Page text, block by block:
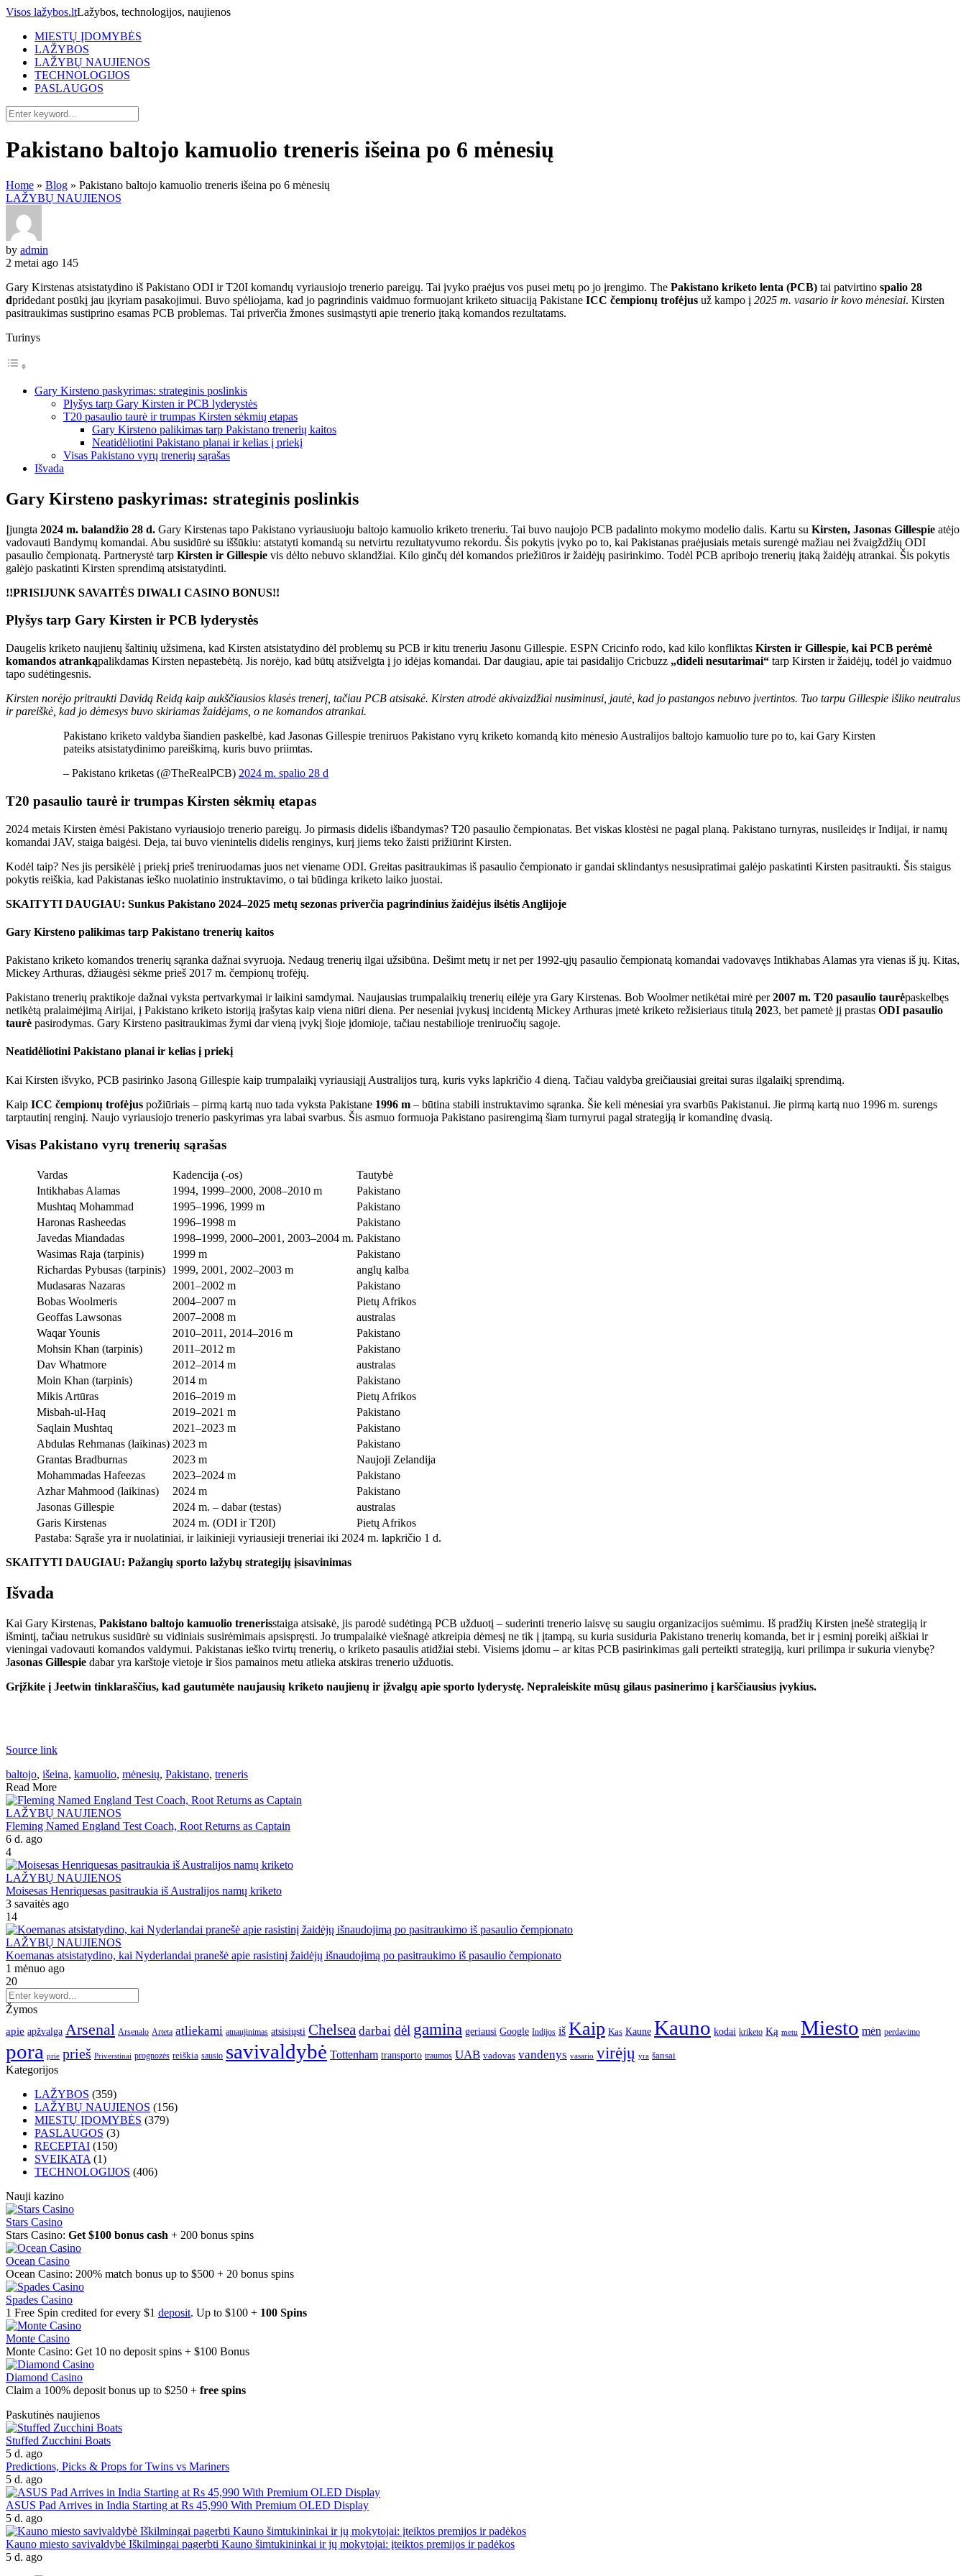
Visos lažybos.ltLažybos, technologijos, naujienos
MIESTŲ ĮDOMYBĖS
LAŽYBOS
LAŽYBŲ NAUJIENOS
TECHNOLOGIJOS
PASLAUGOS
Pakistano baltojo kamuolio treneris išeina po 6 mėnesių
Home » Blog » Pakistano baltojo kamuolio treneris išeina po 6 mėnesių
LAŽYBŲ NAUJIENOS
by admin
2 metai ago 145
Gary Kirstenas atsistatydino iš Pakistano ODI ir T20I komandų vyriausiojo trenerio pareigų. Tai įvyko praėjus vos pusei metų po jo įrengimo. The Pakistano kriketo lenta (PCB) tai patvirtino spalio 28
dpridedant posūkį jau įkyriam pasakojimui. Buvo spėliojama, kad jo pagrindinis vaidmuo formuojant kriketo situaciją Pakistane ICC čempionų trofėjus už kampo į 2025 m. vasario ir kovo mėnesiai. Kirsten
pasitraukimas sustiprino esamas PCB problemas. Tai priverčia žmones susimąstyti apie trenerio įtaką komandos rezultatams.
Turinys
Gary Kirsteno paskyrimas: strateginis poslinkis
Plyšys tarp Gary Kirsten ir PCB lyderystės
T20 pasaulio taurė ir trumpas Kirsten sėkmių etapas
Gary Kirsteno palikimas tarp Pakistano trenerių kaitos
Neatidėliotini Pakistano planai ir kelias į priekį
Visas Pakistano vyrų trenerių sąrašas
Išvada
Gary Kirsteno paskyrimas: strateginis poslinkis
Įjungta 2024 m. balandžio 28 d. Gary Kirstenas tapo Pakistano vyriausiuoju baltojo kamuolio kriketo treneriu. Tai buvo naujojo PCB padalinto mokymo modelio dalis. Kartu su Kirsten, Jasonas Gillespie atėjo
vadovauti Bandymų komandai. Abu susidūrė su iššūkiu: atstatyti komandą su netvirtu rezultatyvumo rekordu. Šis pokytis įvyko po to, kai Pakistanas praėjusiais metais surengė mažiau nei žvaigždžių ODI
pasaulio čempionatą. Partnerystė tarp Kirsten ir Gillespie vis dėlto nebuvo sklandžiai. Kilo ginčų dėl komandos priežiūros ir žaidėjų pasirinkimo. Todėl PCB apribojo trenerių įtaką žaidėjų atrankai. Šis pokytis
galėjo paskatinti Kirsten sprendimą atsistatydinti.
!!PRISIJUNK SAVAITĖS DIWALI CASINO BONUS!!
Plyšys tarp Gary Kirsten ir PCB lyderystės
Daugelis kriketo naujienų šaltinių užsimena, kad Kirsten atsistatydino dėl problemų su PCB ir kitu treneriu Jasonu Gillespie. ESPN Cricinfo rodo, kad kilo konfliktas Kirsten ir Gillespie, kai PCB perėmė
komandos atrankąpalikdamas Kirsten nepastebėtą. Jis norėjo, kad būtų atsižvelgta į jo idėjas komandai. Dar daugiau, apie tai pasidalijo Cricbuzz „dideli nesutarimai“ tarp Kirsten ir žaidėjų, todėl jo vaidmuo
tapo sudėtingesnis.
Kirsten norėjo pritraukti Davidą Reidą kaip aukščiausios klasės trenerį, tačiau PCB atsisakė. Kirsten atrodė akivaizdžiai nusiminusi, jautė, kad jo pastangos nebuvo įvertintos. Tuo tarpu Gillespie išliko neutralus
ir pareiškė, kad jo dėmesys buvo skiriamas žaidėjams, o ne komandos atrankai.
Pakistano kriketo valdyba šiandien paskelbė, kad Jasonas Gillespie treniruos Pakistano vyrų kriketo komandą kito mėnesio Australijos baltojo kamuolio ture po to, kai Gary Kirsten
pateiks atsistatydinimo pareiškimą, kuris buvo priimtas.
– Pakistano kriketas (@TheRealPCB) 2024 m. spalio 28 d
T20 pasaulio taurė ir trumpas Kirsten sėkmių etapas
2024 metais Kirsten ėmėsi Pakistano vyriausiojo trenerio pareigų. Jo pirmasis didelis išbandymas? T20 pasaulio čempionatas. Bet viskas klostėsi ne pagal planą. Pakistano turnyras, nusileidęs ir Indijai, ir namų
komandai JAV, staiga baigėsi. Deja, tai buvo vienintelis didelis renginys, kurį jiems teko žaisti prižiūrint Kirsten.
Kodėl taip? Nes jis persikėlė į priekį prieš treniruodamas juos net viename ODI. Greitas pasitraukimas iš pasaulio čempionato ir gandai sklindantys nesusipratimai galėjo paskatinti Kirsten pasitraukti. Šis staigus
pokytis reiškia, kad Pakistanas ieško nuolatinio instruktavimo, o tai būdinga kriketo laiko juostai.
SKAITYTI DAUGIAU: Sunkus Pakistano 2024–2025 metų sezonas priverčia pagrindinius žaidėjus ilsėtis Anglijoje
Gary Kirsteno palikimas tarp Pakistano trenerių kaitos
Pakistano kriketo komandos trenerių sąranka dažnai svyruoja. Nedaug trenerių ilgai užsibūna. Dešimt metų ir net per 1992-ųjų pasaulio čempionatą komandai vadovavęs Intikhabas Alamas yra vienas iš jų. Kitas,
Mickey Arthuras, džiaugėsi sėkme prieš 2017 m. čempionų trofėjų.
Pakistano trenerių praktikoje dažnai vyksta pertvarkymai ir laikini samdymai. Naujausias trumpalaikių trenerių eilėje yra Gary Kirstenas. Bob Woolmer netikėtai mirė per2007 m. T20 pasaulio taurėpaskelbęs
netikėtą pralaimėjimą Airijai, į Pakistano kriketo istoriją įrašytas kaip viena niūri diena. Per neseniai įvykusį incidentą Mickey Arthuras įmetė kriketo režisieriaus titulą 2023, bet pametė jį prastas ODI pasaulio
taurė pasirodymas. Gary Kirsteno pasitraukimas žymi dar vieną įvykį šioje įdomioje, tačiau nestabilioje treniruočių sagoje.
Neatidėliotini Pakistano planai ir kelias į priekį
Kai Kirsten išvyko, PCB pasirinko Jasoną Gillespie kaip trumpalaikį vyriausiąjį Australijos turą, kuris vyks lapkričio 4 dieną. Tačiau valdyba greičiausiai greitai suras ilgalaikį sprendimą.
Kaip ICC čempionų trofėjus požiūriais – pirmą kartą nuo tada vyksta Pakistane 1996 m – būtina stabili instruktavimo sąranka. Šie keli mėnesiai yra svarbūs Pakistanui. Jie pirmą kartą nuo 1996 m. surengs
tarptautinį renginį. Naujo vyriausiojo trenerio paskyrimas yra labai svarbus. Šis asmuo formuoja Pakistano pasirengimą šiam turnyrui pagal strategiją ir komandinę dvasią.
Visas Pakistano vyrų trenerių sąrašas
Vardas Kadencija (-os)
Tautybė
Intikhabas Alamas
1994, 1999–2000, 2008–2010 m
Pakistano
Mushtaq Mohammad
1995–1996, 1999 m
Pakistano
Haronas Rasheedas
1996–1998 m
Pakistano
Javedas Miandadas
1998–1999, 2000–2001, 2003–2004 m. Pakistano
Wasimas Raja (tarpinis)
1999 m
Pakistano
Richardas Pybusas (tarpinis)
1999, 2001, 2002–2003 m
anglų kalba
Mudasaras Nazaras
2001–2002 m
Pakistano
Bobas Woolmeris
2004–2007 m
Pietų Afrikos
Geoffas Lawsonas
2007–2008 m
australas
Waqar Younis
2010–2011, 2014–2016 m
Pakistano
Mohsin Khan (tarpinis)
2011–2012 m
Pakistano
Dav Whatmore
2012–2014 m
australas
Moin Khan (tarpinis)
2014 m
Pakistano
Mikis Artūras
2016–2019 m
Pietų Afrikos
Misbah-ul-Haq
2019–2021 m
Pakistano
Saqlain Mushtaq
2021–2023 m
Pakistano
Abdulas Rehmanas (laikinas) 2023 m
Pakistano
Grantas Bradburnas
2023 m
Naujoji Zelandija
Mohammadas Hafeezas
2023–2024 m
Pakistano
Azhar Mahmood (laikinas)
2024 m
Pakistano
Jasonas Gillespie
2024 m. – dabar (testas)
australas
Garis Kirstenas
2024 m. (ODI ir T20I)
Pietų Afrikos
Pastaba: Sąraše yra ir nuolatiniai, ir laikinieji vyriausieji treneriai iki 2024 m. lapkričio 1 d.
SKAITYTI DAUGIAU: Pažangių sporto lažybų strategijų įsisavinimas
Išvada
Kai Gary Kirstenas, Pakistano baltojo kamuolio trenerisstaiga atsisakė, jis parodė sudėtingą PCB užduotį – suderinti trenerio laisvę su saugiu organizacijos suėmimu. Iš pradžių Kirsten įnešė strategiją ir
išmintį, tačiau netrukus susidūrė su vidiniais susirėmimais apsispręsti. Jo trumpalaikė viešnagė atkreipia dėmesį ne tik į įtampą, su kuria susiduria Pakistano trenerių komanda, bet ir į esminį poreikį aiškiai ir
vieningai vadovauti komandos valdymui. Pakistanas ieško tvirtų trenerių, o kriketo pasaulis atidžiai stebi. Visiems įdomu – ar kitas PCB pasirinkimas gali perteikti strategiją, kuri prilimpa ir sukuria vienybę?
Jasonas Gillespie dabar yra karštoje vietoje ir šios pamainos metu atlieka atskiras trenerio užduotis.
Grįžkite į Jeetwin tinklaraščius, kad gautumėte naujausių kriketo naujienų ir įžvalgų apie sporto lyderystę. Nepraleiskite mūsų gilaus pasinerimo į karščiausius įvykius.
Source link
baltojo, išeina, kamuolio, mėnesių, Pakistano, treneris
Read More
LAŽYBŲ NAUJIENOS
Fleming Named England Test Coach, Root Returns as Captain
6 d. ago
4
LAŽYBŲ NAUJIENOS
Moisesas Henriquesas pasitraukia iš Australijos namų kriketo
3 savaitės ago
14
LAŽYBŲ NAUJIENOS
Koemanas atsistatydino, kai Nyderlandai pranešė apie rasistinį žaidėjų išnaudojimą po pasitraukimo iš pasaulio čempionato
1 mėnuo ago
20
Žymos
apie apžvalga Arsenal Arsenalo Arteta atliekami atnaujinimas atsisiųsti Chelsea darbai dėl gamina geriausi Google Indijos iš Kaip Kas Kaune Kauno kodai kriketo Ką metu Miesto mėn perdavimo
pora prie prieš Priverstinai prognozės reiškia sausio savivaldybė Tottenham transporto traumos UAB vadovas vandenys vasario virėjų yra šansai
Kategorijos
LAŽYBOS (359)
LAŽYBŲ NAUJIENOS (156)
MIESTŲ ĮDOMYBĖS (379)
PASLAUGOS (3)
RECEPTAI (150)
SVEIKATA (1)
TECHNOLOGIJOS (406)
Nauji kazino
Stars Casino
Stars Casino: Get $100 bonus cash + 200 bonus spins
Ocean Casino
Ocean Casino: 200% match bonus up to $500 + 20 bonus spins
Spades Casino
1 Free Spin credited for every $1 deposit. Up to $100 + 100 Spins
Monte Casino
Monte Casino: Get 10 no deposit spins + $100 Bonus
Diamond Casino
Claim a 100% deposit bonus up to $250 + free spins
Paskutinės naujienos
Stuffed Zucchini Boats
5 d. ago
Predictions, Picks & Props for Twins vs Mariners
5 d. ago
ASUS Pad Arrives in India Starting at Rs 45,990 With Premium OLED Display
5 d. ago
Kauno miesto savivaldybė Iškilmingai pagerbti Kauno šimtukininkai ir jų mokytojai: įteiktos premijos ir padėkos
5 d. ago